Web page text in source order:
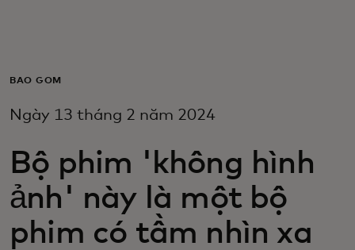
Dành cho doanh nghiệp
Dành cho nhà đổi mới
Tin tức và xu hướng
BAO GỒM
Ngày 13 tháng 2 năm 2024
Bộ phim 'không hình
ảnh' này là một bộ
phim có tầm nhìn xa